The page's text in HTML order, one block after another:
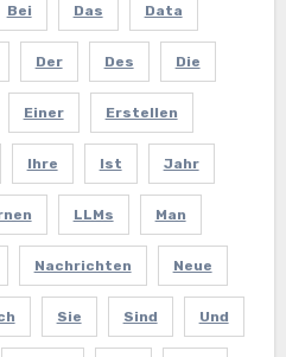
Bei Das Data
Der Des Die
Einer Erstellen
Ihre Ist Jahr
LLMs Man
Nachrichten Neue
Sie Sind Und